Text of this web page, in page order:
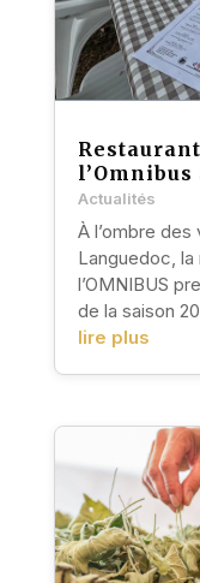
l’Omnibus
Actualités
À l’ombre
Languedoc,
l’OMNIBUS
de la saison
lire plus